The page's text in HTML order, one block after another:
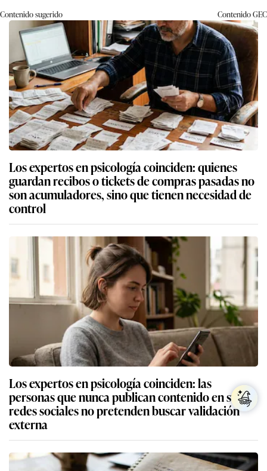
Contenido sugerido ContenidoGEC
Los expertos en psicología coinciden: quienes
guardan recibos o tickets de compras pasadas no
son acumuladores, sino que tienen necesidad de
control
Los expertos en psicología coinciden: las
personas que nunca publican contenido en sus
redes sociales no pretenden buscar validación
externa